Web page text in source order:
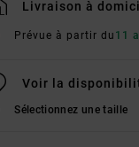
Livraison à
Prévue à partir du 11
Voir la
Sélectionnez une taille